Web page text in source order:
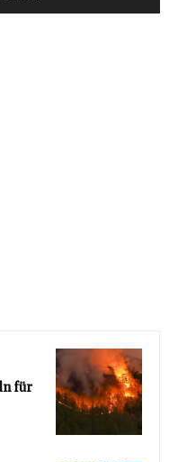
für